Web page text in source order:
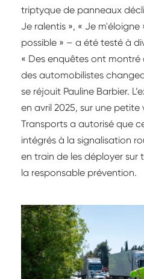
triptyque de panneaux
Je ralentis », « Je
possible » – a été testé à
« Des enquêtes ont
des automobilistes
se réjouit Pauline Barbier.
en avril 2025, sur une
Transports a autorisé que
intégrés à la signalisation
en train de les déployer sur
la responsable prévention.